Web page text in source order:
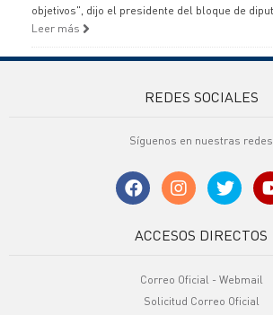
objetivos", dijo el presidente del bloque de
Leer más
REDES SOCIALES
Síguenos en nuestras redes
ACCESOS DIRECTOS
Correo Oficial - Webmail
Solicitud Correo Oficial